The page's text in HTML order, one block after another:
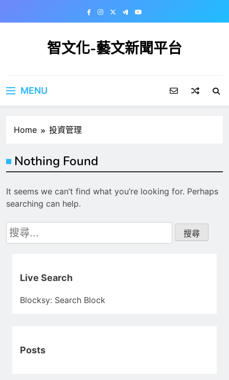
智文化-藝文新聞平台
MENU
Home 投資管理
Nothing Found
It seems we can’t find what you’re looking for. Perhaps
searching can help.
搜
尋
Live Search
Blocksy: Search Block
Posts